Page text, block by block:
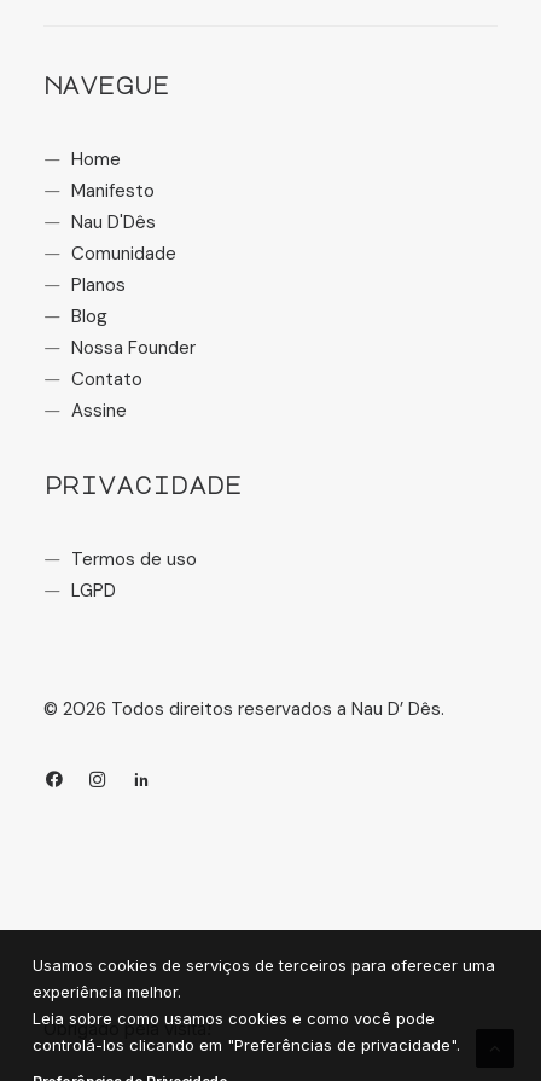
navegue
Home
Manifesto
Nau D'Dês
Comunidade
Planos
Blog
Nossa Founder
Contato
Assine
privacidade
Termos de uso
LGPD
© 2026 Todos direitos reservados a Nau D’ Dês.
Obrigado pela visita!
Usamos cookies de serviços de terceiros para oferecer uma
experiência melhor.
Leia sobre como usamos cookies e como você pode
controlá-los clicando em "Preferências de privacidade".